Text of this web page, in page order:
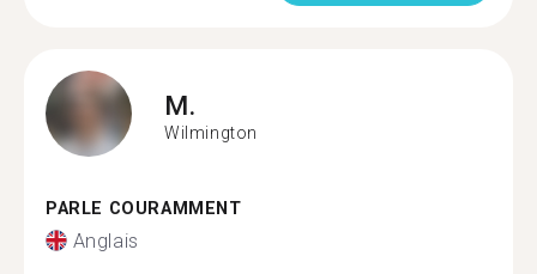
M.
Wilmington
PARLE COURAMMENT
Anglais